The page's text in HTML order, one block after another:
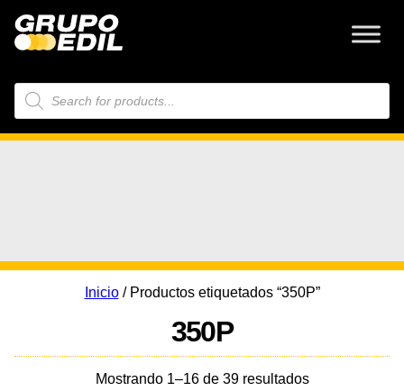
Búsqueda
de
productos
Inicio/ Productos etiquetados “350P”
350P
Mostrando 1–16 de 39 resultados